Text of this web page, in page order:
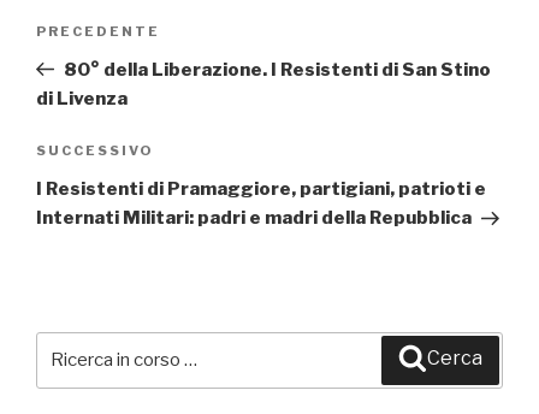
Articolo
precedente:
PRECEDENTE
80° della Liberazione. I Resistenti di San Stino
di Livenza
Articolo
successivo
SUCCESSIVO
I Resistenti di Pramaggiore, partigiani, patrioti e
Internati Militari: padri e madri della Repubblica
Cerca